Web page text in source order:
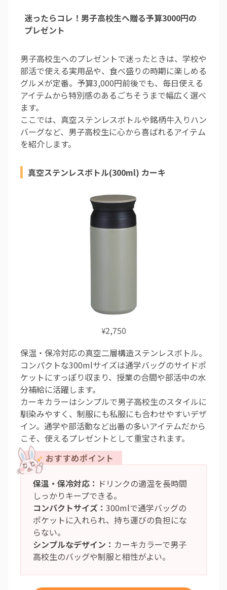
迷ったらコレ！男子高校生へ贈る予算3000円の
プレゼント
男子高校生へのプレゼントで迷ったときは、学校や
部活で使える実用品や、食べ盛りの時期に楽しめる
グルメが定番。予算3,000円前後でも、毎日使える
アイテムから特別感のあるごちそうまで幅広く選べ
ます。
ここでは、真空ステンレスボトルや銘柄牛入りハン
バーグなど、男子高校生に心から喜ばれるアイテム
を紹介します。
真空ステンレスボトル(300ml) カーキ
¥2,750
保温・保冷対応の真空二層構造ステンレスボトル。
コンパクトな300mlサイズは通学バッグのサイドポ
ケットにすっぽり収まり、授業の合間や部活中の水
分補給に活躍します。
カーキカラーはシンプルで男子高校生のスタイルに
馴染みやすく、制服にも私服にも合わせやすいデザ
イン。通学や部活動など出番の多いアイテムだから
こそ、使えるプレゼントとして重宝されます。
保温・保冷対応： ドリンクの適温を長時間
しっかりキープできる。
コンパクトサイズ： 300mlで通学バッグの
ポケットに入れられ、持ち運びの負担にな
らない。
シンプルなデザイン： カーキカラーで男子
高校生のバッグや制服と相性がよい。